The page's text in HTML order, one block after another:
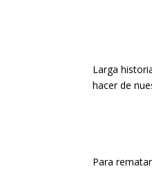
Larga
hacer de
Para